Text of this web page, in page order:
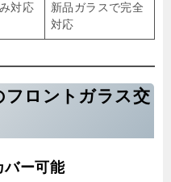
対応
新品ガラスで完全
対応
フロントガラス交
バー可能